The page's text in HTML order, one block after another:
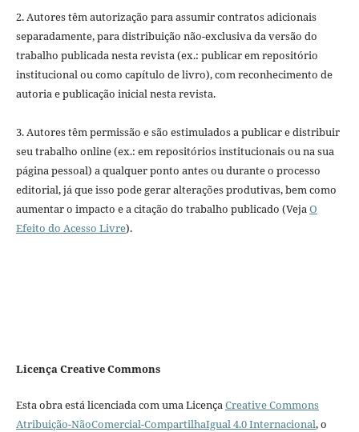
2. Autores têm autorização para assumir contratos adicionais
separadamente, para distribuição não-exclusiva da versão do
trabalho publicada nesta revista (ex.: publicar em repositório
institucional ou como capítulo de livro), com reconhecimento de
autoria e publicação inicial nesta revista.
3. Autores têm permissão e são estimulados a publicar e distribuir
seu trabalho online (ex.: em repositórios institucionais ou na sua
página pessoal) a qualquer ponto antes ou durante o processo
editorial, já que isso pode gerar alterações produtivas, bem como
aumentar o impacto e a citação do trabalho publicado (VejaO
Efeito do Acesso Livre).
Licença Creative Commons
Esta obra está licenciada com uma Licença Creative Commons
Atribuição-NãoComercial-CompartilhaIgual 4.0 Internacional, o